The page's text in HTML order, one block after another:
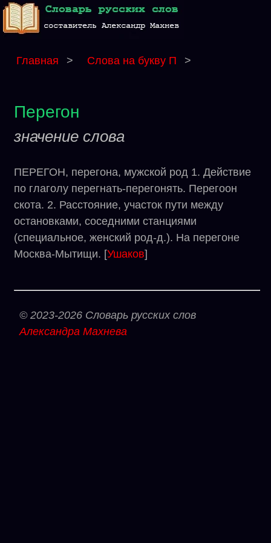
Главная > Слова на букву П >
Перегон
значение слова
ПЕРЕГОН, перегона, мужской род 1. Действие
по глаголу перегнать-перегонять. Перегоон
скота. 2. Расстояние, участок пути между
остановками, соседними станциями
(специальное, женский род-д.). На перегоне
Москва-Мытищи. [Ушаков]
© 2023-2026 Словарь русских слов
Александра Махнева